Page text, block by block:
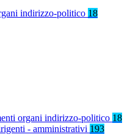
indirizzo-politico 18
organi indirizzo-politico 18
- amministrativi 193